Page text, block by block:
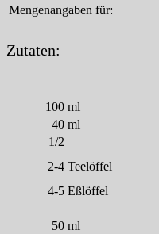
Mengenangaben für:
Zutaten:
100 ml
40 ml
1/2
2-4 Teelöffel
4-5 Eßlöffel
50 ml